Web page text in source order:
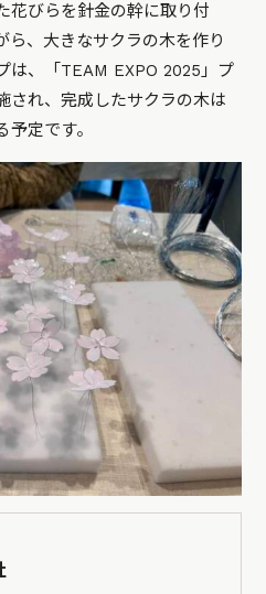
花びらを針金の幹に取り付
ら、大きなサクラの木を作り
は、「TEAM EXPO 2025」プ
され、完成したサクラの木は
定です。